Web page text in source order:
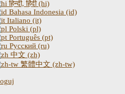
हिन्दी, हिंदी (hi)
Bahasa Indonesia (id)
Italiano (it)
Polski (pl)
Português (pt)
Русский (ru)
中文 (zh)
繁體中文 (zh-tw)